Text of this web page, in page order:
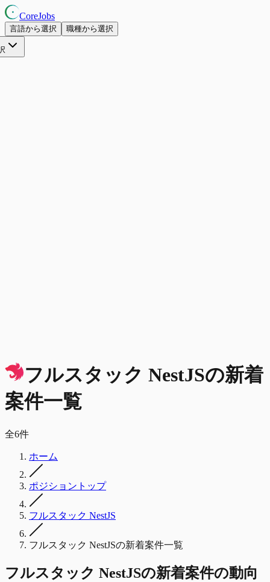
CoreJobs
言語から選択 職種から選択
フルスタック NestJSの新着
案件一覧
全6件
ホーム
ポジショントップ
フルスタック NestJS
フルスタック NestJSの新着案件一覧
フルスタック NestJSの新着案件の動向